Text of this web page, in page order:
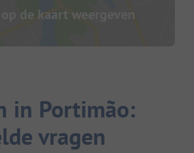
op de kaart weergeven
in Portimão:
vragen